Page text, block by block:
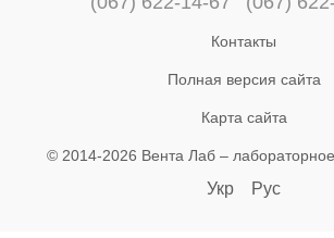
Контакты
Полная версия сайта
Карта сайта
© 2014-2026 Вента Лаб –
Укр Рус